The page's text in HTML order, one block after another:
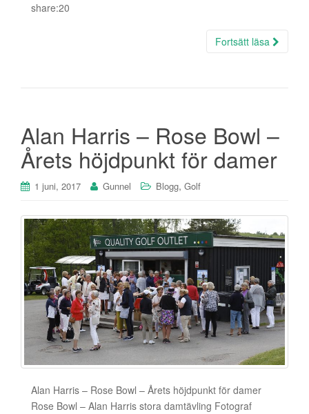
share:20
Fortsätt läsa
Alan Harris – Rose Bowl –
Årets höjdpunkt för damer
1 juni, 2017 Gunnel Blogg, Golf
Alan Harris – Rose Bowl – Årets höjdpunkt för damer
Rose Bowl – Alan Harris stora damtävling Fotograf